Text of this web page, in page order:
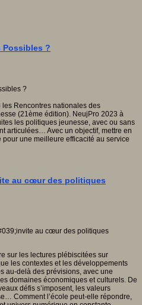
Possibles ?
Rencontres nationales des
(21ème édition). NeujPro 2023 à
les politiques jeunesse, avec ou sans
articulées… Avec un objectif, mettre en
une meilleure efficacité au service
au cœur des politiques
sur les lectures plébiscitées sur
les contextes et les développements
au-delà des prévisions, avec une
domaines économiques et culturels. De
défis s’imposent, les valeurs
Comment l’école peut-elle répondre,